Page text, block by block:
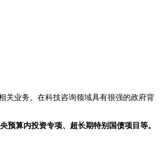
关业务。在科技咨询领域具有很强的政府背
预算内投资专项、超长期特别国债项目等。